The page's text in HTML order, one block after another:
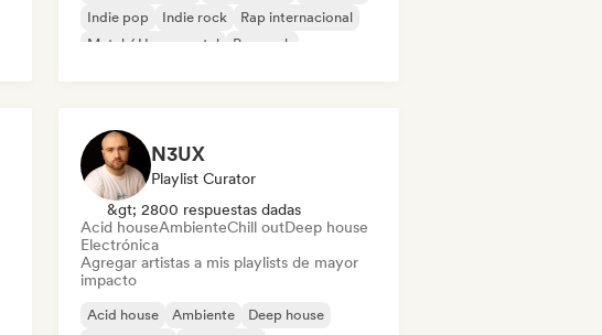
Indie pop
Indie rock
Rap internacional
Metal / Heavy metal
Pop rock
N3UX
Playlist Curator
&gt; 2800 respuestas dadas
Acid houseAmbienteChill outDeep house
Electrónica
Agregar artistas a mis playlists de mayor
impacto
Acid house Ambiente
Deep house